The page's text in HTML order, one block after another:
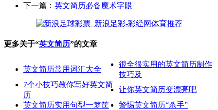
下一篇： 英文简历必备魔术字眼
更多关于“英文简历”的文章
英文简历常用词汇大全
很全很实用的英文简历制作
技巧及
7个小技巧教你写好英文简
历
让你英文简历变漂亮吧
英文简历实用句型一箩筐
警惕英文简历“杀手”